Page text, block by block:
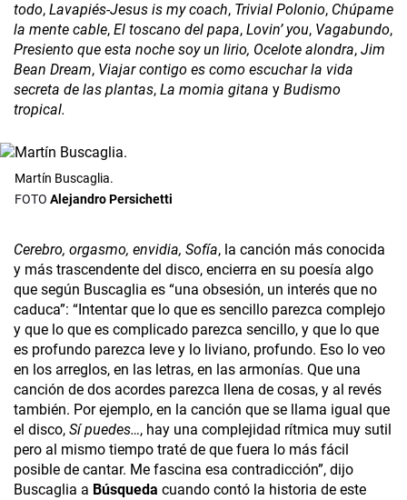
todo, Lavapiés-Jesus is my coach, Trivial Polonio, Chúpame
la mente cable, El toscano del papa, Lovin’ you, Vagabundo,
Presiento que esta noche soy un lirio, Ocelote alondra, Jim
Bean Dream, Viajar contigo es como escuchar la vida
secreta de las plantas, La momia gitana y Budismo
tropical.
Martín Buscaglia.
Alejandro Persichetti
Cerebro, orgasmo, envidia, Sofía, la canción más conocida
y más trascendente del disco, encierra en su poesía algo
que según Buscaglia es “una obsesión, un interés que no
caduca”: “Intentar que lo que es sencillo parezca complejo
y que lo que es complicado parezca sencillo, y que lo que
es profundo parezca leve y lo liviano, profundo. Eso lo veo
en los arreglos, en las letras, en las armonías. Que una
canción de dos acordes parezca llena de cosas, y al revés
también. Por ejemplo, en la canción que se llama igual que
el disco, Sí puedes…, hay una complejidad rítmica muy sutil
pero al mismo tiempo traté de que fuera lo más fácil
posible de cantar. Me fascina esa contradicción”, dijo
Buscaglia a Búsqueda cuando contó la historia de este